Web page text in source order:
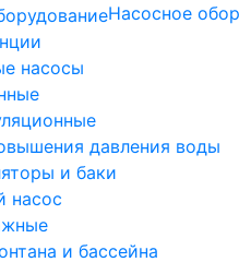
Насосное
насосы
давления воды
и баки
насос
и бассейна